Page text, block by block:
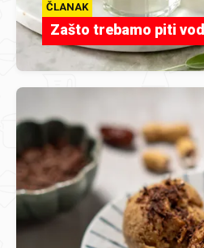
ČLANAK
Zašto trebamo piti